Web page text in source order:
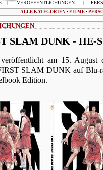
| VERÖFFENTLICHUNGEN |
ALLE KATEGORIEN • FILME •
SLAM DUNK - HE-
am 15. August
SLAM DUNK auf Blu-
Edition.